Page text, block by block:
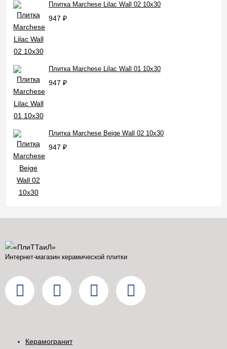
Плитка Marchese Lilac Wall 02 10x30
947 ₽
Плитка Marchese Lilac Wall 01 10x30
947 ₽
Плитка Marchese Beige Wall 02 10x30
947 ₽
Интернет-магазин керамической плитки
Керамогранит